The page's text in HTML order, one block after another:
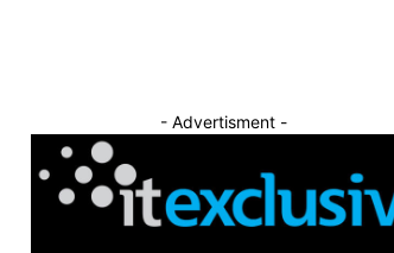
- Advertisment -